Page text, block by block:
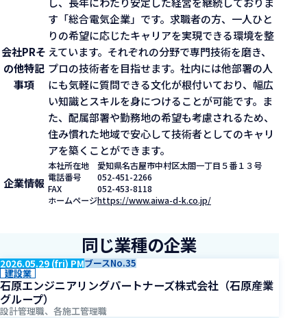
会社PRそ
の他特記
事項
す「総合電気企業」です。求職者の方、一人ひと
りの希望に応じたキャリアを実現できる環境を整
えています。それぞれの分野で専門技術を磨き、
プロの技術者を目指せます。社内には他部署の人
にも気軽に質問できる文化が根付いており、幅広
い知識とスキルを身につけることが可能です。ま
た、配属部署や勤務地の希望も考慮されるため、
住み慣れた地域で安心して技術者としてのキャリ
アを築くことができます。
企業情報
本社所在地
愛知県名古屋市中村区太閤一丁目５番１３号
電話番号
052-451-2266
FAX
052-453-8118
ホームページhttps://www.aiwa-d-k.co.jp/
同じ業種の企業
2026.05.29 (fri) PMブースNo.35
建設業
石原エンジニアリングパートナーズ株式会社（石原産業
グループ）
設計管理職、各施工管理職